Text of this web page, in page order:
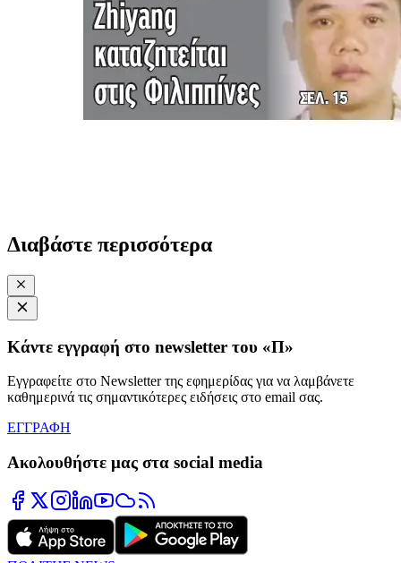
Διαβάστε περισσότερα
Κάντε εγγραφή στο newsletter του «Π»
Εγγραφείτε στο Newsletter της εφημερίδας για να λαμβάνετε
καθημερινά τις σημαντικότερες ειδήσεις στο email σας.
ΕΓΓΡΑΦΗ
Ακολουθήστε μας στα social media